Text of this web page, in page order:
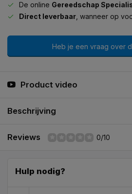
De online Gereedschap
Direct leverbaar , wanneer op
Heb je een vraag over
Product video
Beschrijving
Reviews 0/10
Hulp nodig?